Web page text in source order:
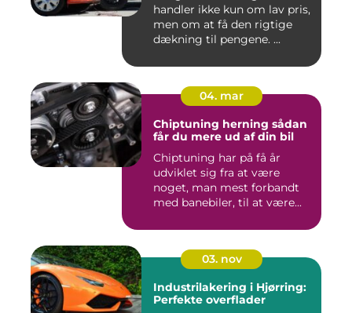
handler ikke kun om lav pris,
men om at få den rigtige
dækning til pengene. ...
04. mar
Chiptuning herning sådan
får du mere ud af din bil
Chiptuning har på få år
udviklet sig fra at være
noget, man mest forbandt
med banebiler, til at være...
03. nov
Industrilakering i Hjørring:
Perfekte overflader